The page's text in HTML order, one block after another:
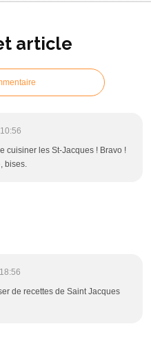
article
cuisiner les St-Jacques ! Bravo !
bises.
de recettes de Saint Jacques